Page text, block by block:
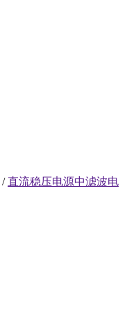
/直流稳压电源中滤波电